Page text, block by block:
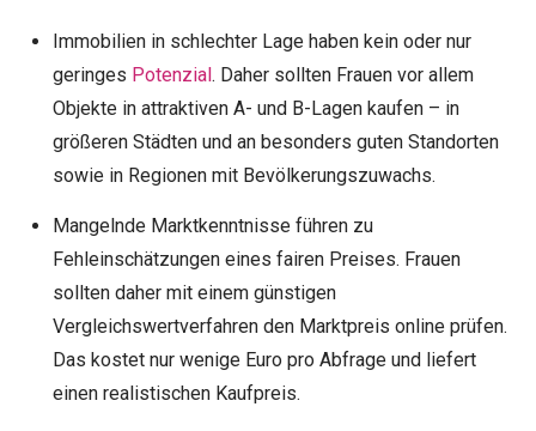
Immobilien in schlechter Lage haben kein oder nur
geringes Potenzial . Daher sollten Frauen vor allem
Objekte in attraktiven A- und B-Lagen kaufen – in
größeren Städten und an besonders guten Standorten
sowie in Regionen mit Bevölkerungszuwachs.
Mangelnde Marktkenntnisse führen zu
Fehleinschätzungen eines fairen Preises. Frauen
sollten daher mit einem günstigen
Vergleichswertverfahren den Marktpreis online prüfen.
Das kostet nur wenige Euro pro Abfrage und liefert
einen realistischen Kaufpreis.